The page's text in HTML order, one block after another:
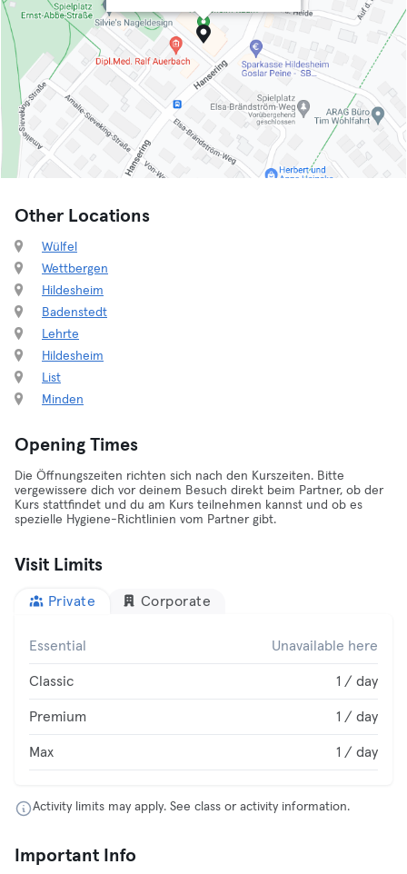
Other Locations
Wülfel
Wettbergen
Hildesheim
Badenstedt
Lehrte
Hildesheim
List
Minden
Opening Times
Die Öffnungszeiten richten sich nach den Kurszeiten. Bitte
vergewissere dich vor deinem Besuch direkt beim Partner, ob der
Kurs stattfindet und du am Kurs teilnehmen kannst und ob es
spezielle Hygiene-Richtlinien vom Partner gibt.
Visit Limits
Private Corporate
Essential Unavailable here
Classic 1 / day
Premium 1 / day
Max 1 / day
Activity limits may apply. See class or activity information.
Important Info